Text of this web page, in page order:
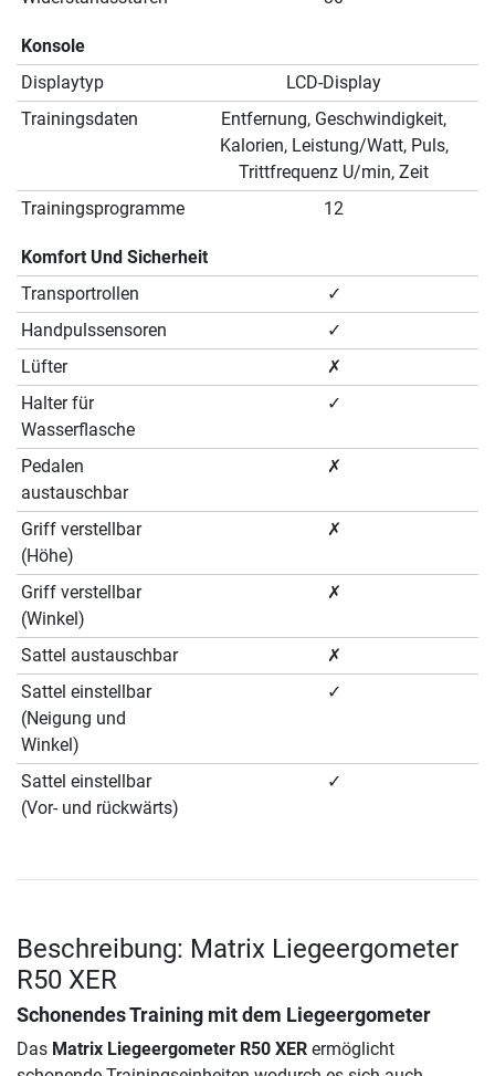
Konsole
Displaytyp
LCD-Display
Trainingsdaten
Entfernung, Geschwindigkeit,
Kalorien, Leistung/Watt, Puls,
Trittfrequenz U/min, Zeit
Trainingsprogramme
12
Komfort Und Sicherheit
Transportrollen
✓
Handpulssensoren
✓
Lüfter
✗
Halter für
Wasserflasche
✓
Pedalen
austauschbar
✗
Griff verstellbar
(Höhe)
✗
Griff verstellbar
(Winkel)
✗
Sattel austauschbar
✗
Sattel einstellbar
(Neigung und
Winkel)
✓
Sattel einstellbar
(Vor- und rückwärts)
✓
Beschreibung: Matrix Liegeergometer
R50 XER
Schonendes Training mit dem Liegeergometer
Das Matrix Liegeergometer R50 XER ermöglicht